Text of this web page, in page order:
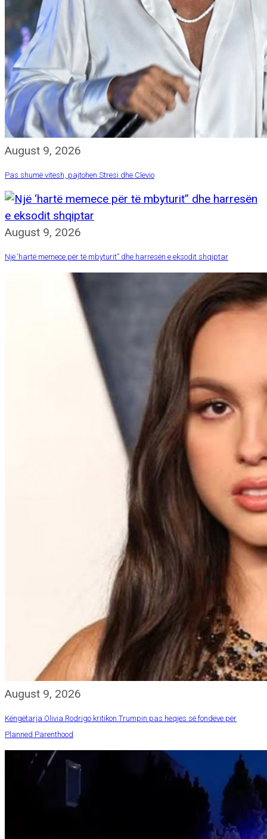
August 9, 2026
Pas shumë vitesh, pajtohen Stresi dhe Clevio
August 9, 2026
Një ‘hartë memece për të mbyturit” dhe harresën e eksodit shqiptar
August 9, 2026
Këngëtarja Olivia Rodrigo kritikon Trumpin pas heqjes së fondeve për
Planned Parenthood